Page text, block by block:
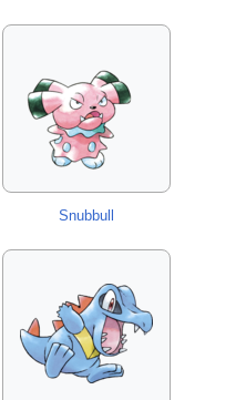
Snubbull